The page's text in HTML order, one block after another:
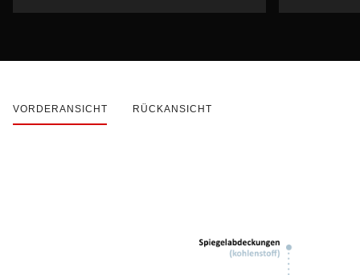
VORDERANSICHT RÜCKANSICHT